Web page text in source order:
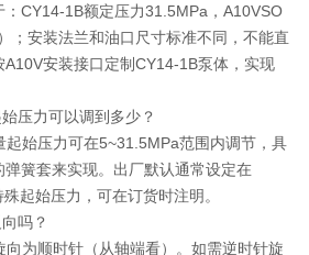
CY14-1B额定压力31.5MPa，A10VSO
；安装法兰和油口尺寸标准不同，不能直
安装接口定制CY14-1B泵体，实现
压力可以调到多少？
起始压力可在5~31.5MPa范围内调节，具
簧套来实现。出厂默认通常设定在
起始压力，可在订货时注明。
吗？
向为顺时针（从轴端看）。如需逆时针旋